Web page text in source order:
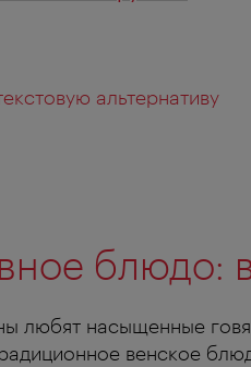
альтернативу
блюдо:
любят насыщенные
венское